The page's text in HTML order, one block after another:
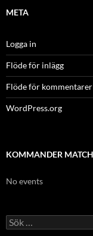
META
Logga in
Flöde för inlägg
Flöde för kommentarer
WordPress.org
KOMMANDER
No events
Sök
efter: